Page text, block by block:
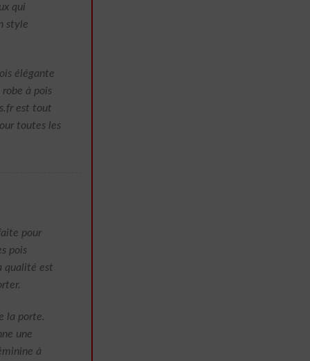
qui
style
élégante
à pois
est tout
toutes les
pour
pois
qualité est
la porte.
une
à